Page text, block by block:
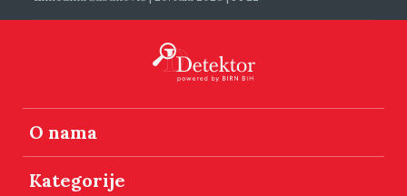
O nama
Kategorije